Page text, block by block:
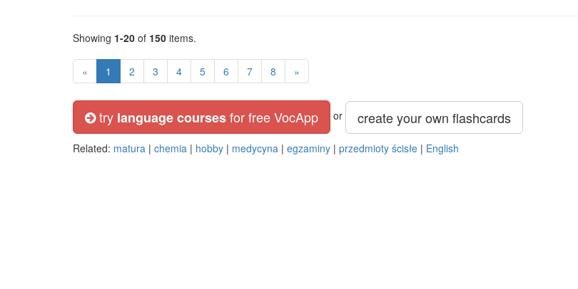
Showing 1-20 of 150 items.
« 1 2 3 4 5 6 7 8 »
try language coursesfor free VocApp or create your own flashcards
Related: matura | chemia | hobby | medycyna | egzaminy | przedmioty ścisłe | English